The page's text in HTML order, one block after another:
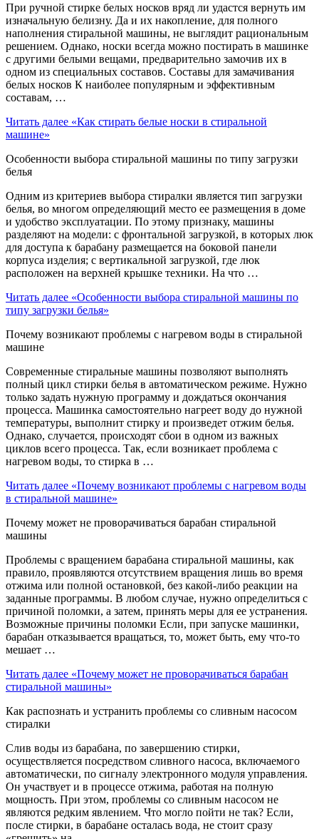
При ручной стирке белых носков вряд ли удастся вернуть им
изначальную белизну. Да и их накопление, для полного
наполнения стиральной машины, не выглядит рациональным
решением. Однако, носки всегда можно постирать в машинке
с другими белыми вещами, предварительно замочив их в
одном из специальных составов. Составы для замачивания
белых носков К наиболее популярным и эффективным
составам, …
Читать далее «Как стирать белые носки в стиральной
машине»
Особенности выбора стиральной машины по типу загрузки
белья
Одним из критериев выбора стиралки является тип загрузки
белья, во многом определяющий место ее размещения в доме
и удобство эксплуатации. По этому признаку, машины
разделяют на модели: с фронтальной загрузкой, в которых люк
для доступа к барабану размещается на боковой панели
корпуса изделия; с вертикальной загрузкой, где люк
расположен на верхней крышке техники. На что …
Читать далее «Особенности выбора стиральной машины по
типу загрузки белья»
Почему возникают проблемы с нагревом воды в стиральной
машине
Современные стиральные машины позволяют выполнять
полный цикл стирки белья в автоматическом режиме. Нужно
только задать нужную программу и дождаться окончания
процесса. Машинка самостоятельно нагреет воду до нужной
температуры, выполнит стирку и произведет отжим белья.
Однако, случается, происходят сбои в одном из важных
циклов всего процесса. Так, если возникает проблема с
нагревом воды, то стирка в …
Читать далее «Почему возникают проблемы с нагревом воды
в стиральной машине»
Почему может не проворачиваться барабан стиральной
машины
Проблемы с вращением барабана стиральной машины, как
правило, проявляются отсутствием вращения лишь во время
отжима или полной остановкой, без какой-либо реакции на
заданные программы. В любом случае, нужно определиться с
причиной поломки, а затем, принять меры для ее устранения.
Возможные причины поломки Если, при запуске машинки,
барабан отказывается вращаться, то, может быть, ему что-то
мешает …
Читать далее «Почему может не проворачиваться барабан
стиральной машины»
Как распознать и устранить проблемы со сливным насосом
стиралки
Слив воды из барабана, по завершению стирки,
осуществляется посредством сливного насоса, включаемого
автоматически, по сигналу электронного модуля управления.
Он участвует и в процессе отжима, работая на полную
мощность. При этом, проблемы со сливным насосом не
являются редким явлением. Что могло пойти не так? Если,
после стирки, в барабане осталась вода, не стоит сразу